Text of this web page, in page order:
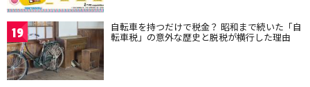
19 自転車を持つだけで税金？ 昭和まで続いた「自
転車税」の意外な歴史と脱税が横行した理由